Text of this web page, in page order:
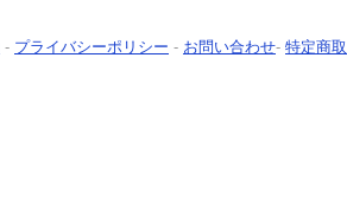
- プライバシーポリシー - お問い合わせ- 特定商